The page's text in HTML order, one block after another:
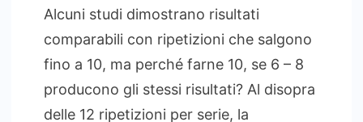
Alcuni studi dimostrano risultati
comparabili con ripetizioni che salgono
fino a 10, ma perché farne 10, se 6 – 8
producono gli stessi risultati? Al disopra
delle 12 ripetizioni per serie, la